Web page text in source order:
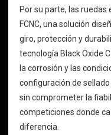
Por su parte, las ruedas
FCNC, una solución
giro, protección y
tecnología Black Oxide
la corrosión y las
configuración de
sin comprometer la
competiciones donde
diferencia.